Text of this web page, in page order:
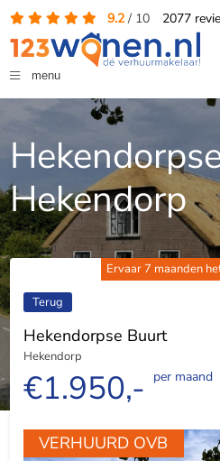
9.2/ 10 2077
menu
Hekendorp
Ervaar 7 maanden
Terug
Hekendorpse Buurt
Hekendorp
€1.950,- per maand
VERHUURD OVB